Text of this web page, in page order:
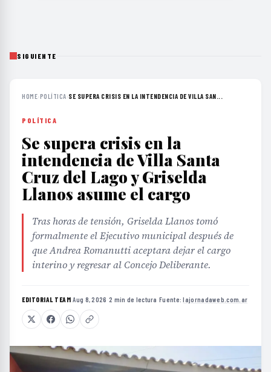
SIGUIENTE
HOME›POLÍTICA›SE SUPERA CRISIS EN LA INTENDENCIA DE VILLA SAN...
POLÍTICA
Se supera crisis en la
intendencia de Villa Santa
Cruz del Lago y Griselda
Llanos asume el cargo
Tras horas de tensión, Griselda Llanos tomó
formalmente el Ejecutivo municipal después de
que Andrea Romanutti aceptara dejar el cargo
interino y regresar al Concejo Deliberante.
EDITORIAL TEAM·Aug 8, 2026 ·2 min de lectura ·Fuente:lajornadaweb.com.ar